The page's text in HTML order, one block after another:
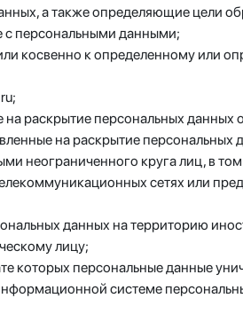
а также определяющие цели
с персональными данными;
косвенно к определенному или
раскрытие персональных
на раскрытие
неограниченного круга лиц, в
сетях или
данных на территорию
лицу;
которых персональные данные
системе